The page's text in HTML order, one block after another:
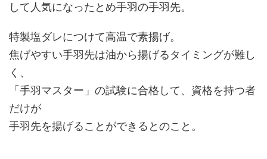
して人気になったとめ手羽の手羽先。
特製塩ダレにつけて高温で素揚げ。
焦げやすい手羽先は油から揚げるタイミングが難し
く、
「手羽マスター」の試験に合格して、資格を持つ者
だけが
手羽先を揚げることができるとのこと。